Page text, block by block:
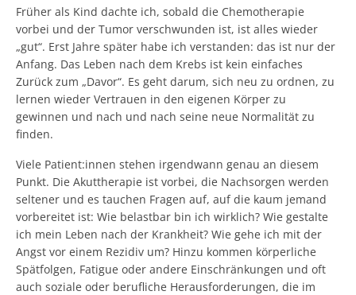
Früher als Kind dachte ich, sobald die Chemotherapie
vorbei und der Tumor verschwunden ist, ist alles wieder
„gut“. Erst Jahre später habe ich verstanden: das ist nur der
Anfang. Das Leben nach dem Krebs ist kein einfaches
Zurück zum „Davor“. Es geht darum, sich neu zu ordnen, zu
lernen wieder Vertrauen in den eigenen Körper zu
gewinnen und nach und nach seine neue Normalität zu
finden.
Viele Patient:innen stehen irgendwann genau an diesem
Punkt. Die Akuttherapie ist vorbei, die Nachsorgen werden
seltener und es tauchen Fragen auf, auf die kaum jemand
vorbereitet ist: Wie belastbar bin ich wirklich? Wie gestalte
ich mein Leben nach der Krankheit? Wie gehe ich mit der
Angst vor einem Rezidiv um? Hinzu kommen körperliche
Spätfolgen, Fatigue oder andere Einschränkungen und oft
auch soziale oder berufliche Herausforderungen, die im